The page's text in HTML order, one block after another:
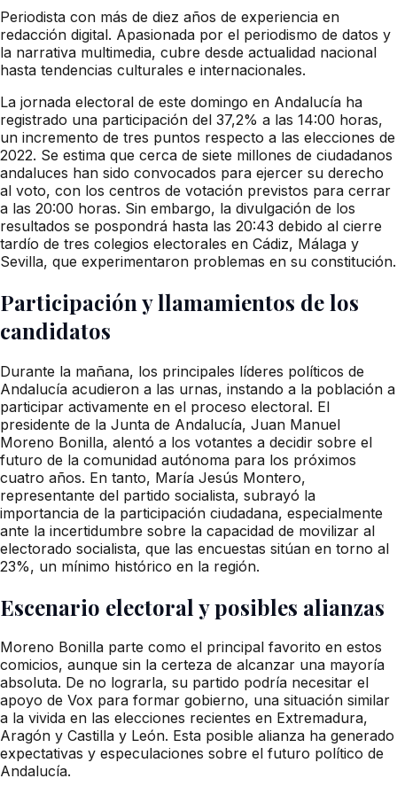
Periodista con más de diez años de experiencia en
redacción digital. Apasionada por el periodismo de datos y
la narrativa multimedia, cubre desde actualidad nacional
hasta tendencias culturales e internacionales.
La jornada electoral de este domingo en Andalucía ha
registrado una participación del 37,2% a las 14:00 horas,
un incremento de tres puntos respecto a las elecciones de
2022. Se estima que cerca de siete millones de ciudadanos
andaluces han sido convocados para ejercer su derecho
al voto, con los centros de votación previstos para cerrar
a las 20:00 horas. Sin embargo, la divulgación de los
resultados se pospondrá hasta las 20:43 debido al cierre
tardío de tres colegios electorales en Cádiz, Málaga y
Sevilla, que experimentaron problemas en su constitución.
Participación y llamamientos de los
candidatos
Durante la mañana, los principales líderes políticos de
Andalucía acudieron a las urnas, instando a la población a
participar activamente en el proceso electoral. El
presidente de la Junta de Andalucía, Juan Manuel
Moreno Bonilla, alentó a los votantes a decidir sobre el
futuro de la comunidad autónoma para los próximos
cuatro años. En tanto, María Jesús Montero,
representante del partido socialista, subrayó la
importancia de la participación ciudadana, especialmente
ante la incertidumbre sobre la capacidad de movilizar al
electorado socialista, que las encuestas sitúan en torno al
23%, un mínimo histórico en la región.
Escenario electoral y posibles alianzas
Moreno Bonilla parte como el principal favorito en estos
comicios, aunque sin la certeza de alcanzar una mayoría
absoluta. De no lograrla, su partido podría necesitar el
apoyo de Vox para formar gobierno, una situación similar
a la vivida en las elecciones recientes en Extremadura,
Aragón y Castilla y León. Esta posible alianza ha generado
expectativas y especulaciones sobre el futuro político de
Andalucía.